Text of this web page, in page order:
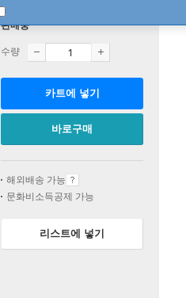
판매중
수량
카트에 넣기
바로구매
해외배송 가능
문화비소득공제 가능
리스트에 넣기